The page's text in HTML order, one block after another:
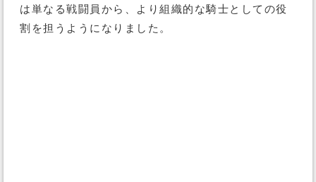
は単なる戦闘員から、より組織的な騎士としての役
割を担うようになりました。